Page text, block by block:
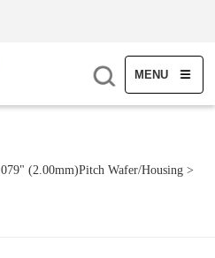
MENU
.079" (2.00mm)Pitch Wafer/Housing >